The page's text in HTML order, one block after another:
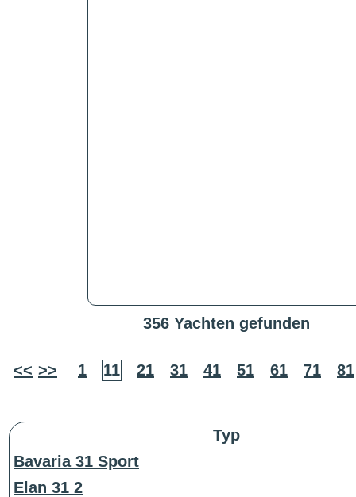
356 Yachten gefunden
<< >> 1 11 21 31 41 51 61 71 81
Typ
Bavaria 31 Sport
Elan 31 2